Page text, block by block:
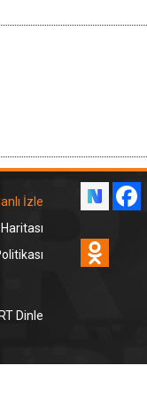
İzle
Dinle